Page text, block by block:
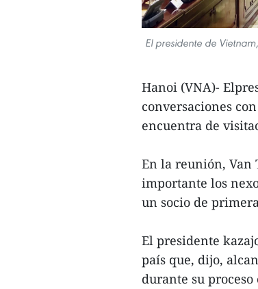
El presidente de
Hanoi (VNA)-
conversaciones
encuentra de
En la reunión, Van
importante los
un socio de
El presidente
país que, dijo,
durante su